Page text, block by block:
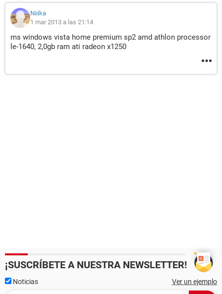
Niiika
1 mar 2013 a las 21:14
ms windows vista home premium sp2 amd athlon processor
le-1640, 2,0gb ram ati radeon x1250
¡SUSCRÍBETE A NUESTRA NEWSLETTER!
Noticias Ver un ejemplo